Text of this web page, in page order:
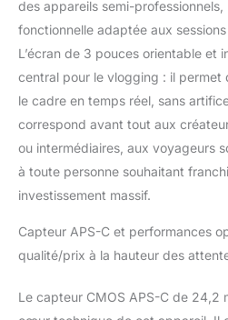
4K
avec
pour
une
ZV-
des appareils semi-
fonctionnelle adaptée aux
L’écran de 3 pouces orientable et
central pour le vlogging : il permet
le cadre en temps réel, sans
correspond avant tout aux
ou intermédiaires, aux voyageurs
à toute personne souhaitant
investissement massif.
Capteur APS-C et performances
qualité/prix à la hauteur des
Le capteur CMOS APS-C de 24,2